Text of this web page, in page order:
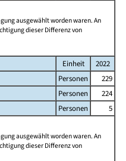
ausgewählt worden waren. An
dieser Differenz von
Einheit
2022
Personen
229
Personen
224
Personen
5
ausgewählt worden waren. An
dieser Differenz von